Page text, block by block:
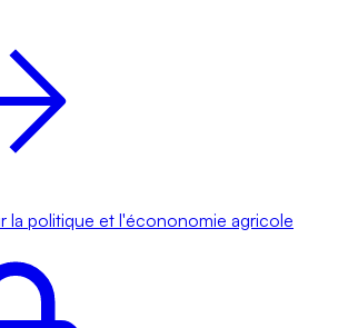
la politique et l'écononomie agricole